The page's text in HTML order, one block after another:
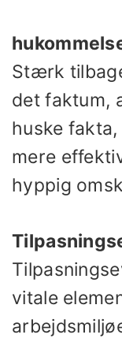
Stærk
det faktum,
huske
mere
hyppig
vitale